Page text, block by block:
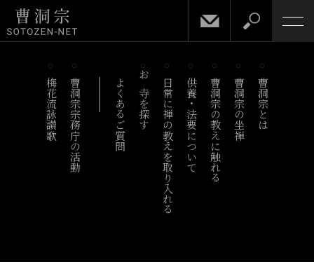
梅花流詠讃歌 曹洞宗宗務庁の活動 よくあるご質問 お寺を探す 日常に禅の教えを取り入れる供養・法要について曹洞宗の教えに触れる 曹洞宗の坐禅 曹洞宗とは